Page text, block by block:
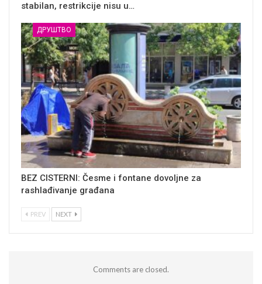
stabilan, restrikcije nisu u…
ДРУШТВО
BEZ CISTERNI: Česme i fontane dovoljne za
rashlađivanje građana
PREV NEXT
Comments are closed.